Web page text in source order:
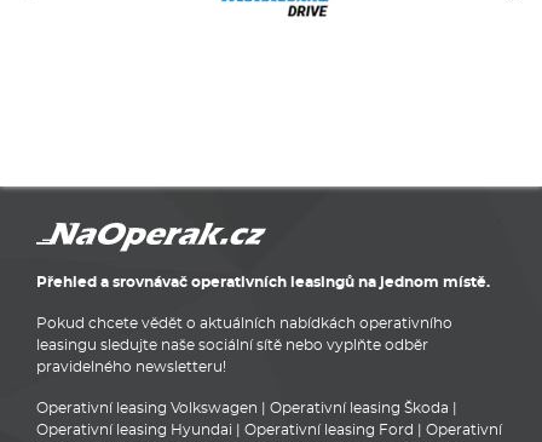
Přehled a srovnávač operativních leasingů na jednom místě.
Pokud chcete vědět o aktuálních nabídkách operativního
leasingu sledujte naše sociální sítě nebo vyplňte odběr
pravidelného newsletteru!
Operativní leasing Volkswagen Operativní leasing Škoda
Operativní leasing Hyundai
Operativní leasing Ford
Operativní